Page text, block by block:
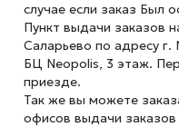
случае если заказ Был
Пункт выдачи заказов
Саларьево по адресу
БЦ Neopolis, 3 этаж.
приезде.
Так же вы можете
офисов выдачи